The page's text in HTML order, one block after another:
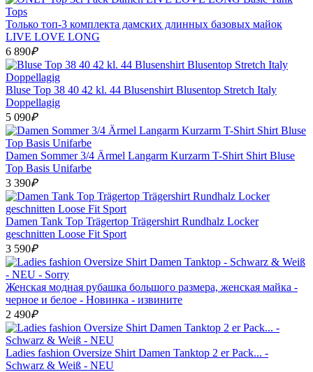
Только топ-3 комплекта дамских длинных базовых майок
LIVE LOVE LONG
6 890₽
Bluse Top 38 40 42 kl. 44 Blusenshirt Blusentop Stretch Italy
Doppellagig
5 090₽
Damen Sommer 3/4 Ärmel Langarm Kurzarm T-Shirt Shirt Bluse
Top Basis Unifarbe
3 390₽
Damen Tank Top Trägertop Trägershirt Rundhalz Locker
geschnitten Loose Fit Sport
3 590₽
Женская модная рубашка большого размера, женская майка -
черное и белое - Новинка - извините
2 490₽
Ladies fashion Oversize Shirt Damen Tanktop 2 er Pack... -
Schwarz & Weiß - NEU